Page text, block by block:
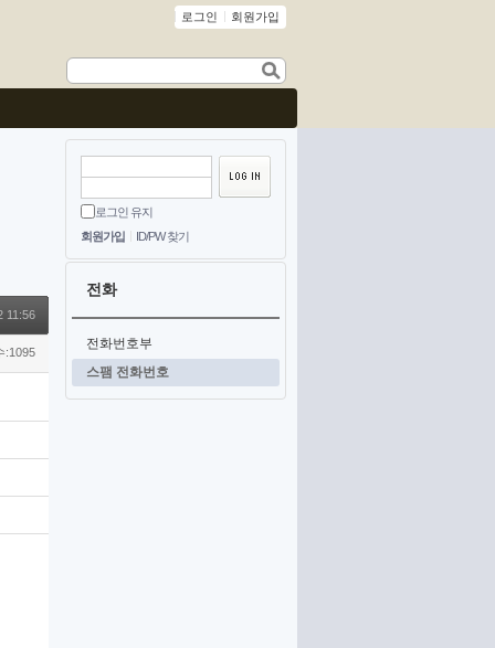
로그인 회원가입
로그인 유지
회원가입
ID/PW 찾기
전화
전화번호부
스팸 전화번호
11:56
:1095